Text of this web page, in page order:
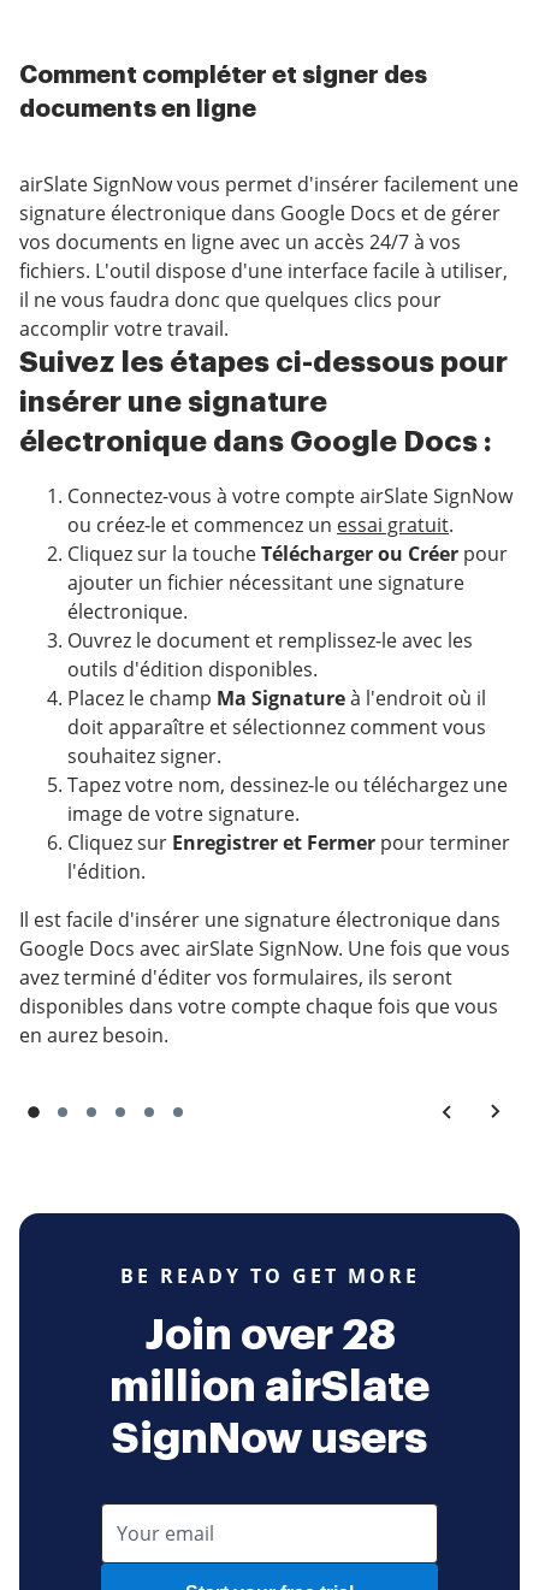
Comment compléter et signer des
documents en ligne
airSlate SignNow vous permet d'insérer facilement une
signature électronique dans Google Docs et de gérer
vos documents en ligne avec un accès 24/7 à vos
fichiers. L'outil dispose d'une interface facile à utiliser,
il ne vous faudra donc que quelques clics pour
accomplir votre travail.
Suivez les étapes ci-dessous pour
insérer une signature
électronique dans Google Docs :
Connectez-vous à votre compte airSlate SignNow
ou créez-le et commencez un essai gratuit.
Cliquez sur la toucheTélécharger ou Créer pour
ajouter un fichier nécessitant une signature
électronique.
Ouvrez le document et remplissez-le avec les
outils d'édition disponibles.
Placez le champ Ma Signatureà l'endroit où il
doit apparaître et sélectionnez comment vous
souhaitez signer.
Tapez votre nom, dessinez-le ou téléchargez une
image de votre signature.
Cliquez sur Enregistrer et Fermer pour terminer
l'édition.
Il est facile d'insérer une signature électronique dans
Google Docs avec airSlate SignNow. Une fois que vous
avez terminé d'éditer vos formulaires, ils seront
disponibles dans votre compte chaque fois que vous
en aurez besoin.
BE READY TO GET MORE
Join over 28
million airSlate
SignNow users